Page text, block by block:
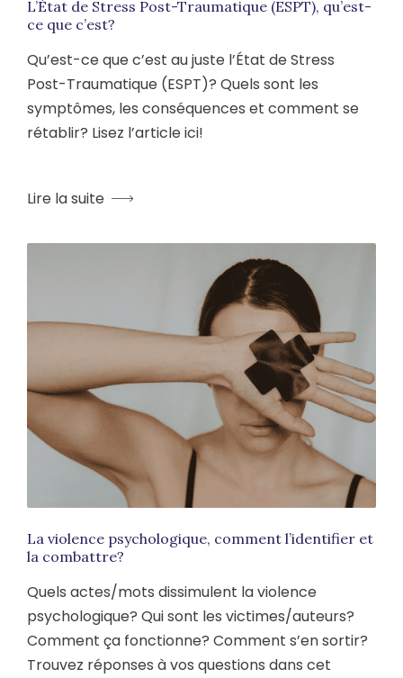
L’État de Stress Post-Traumatique (ESPT), qu’est-
ce que c’est?
Qu’est-ce que c’est au juste l’État de Stress
Post-Traumatique (ESPT)? Quels sont les
symptômes, les conséquences et comment se
rétablir? Lisez l’article ici!
Lire la suite
La violence psychologique, comment l’identifier et
la combattre?
Quels actes/mots dissimulent la violence
psychologique? Qui sont les victimes/auteurs?
Comment ça fonctionne? Comment s’en sortir?
Trouvez réponses à vos questions dans cet